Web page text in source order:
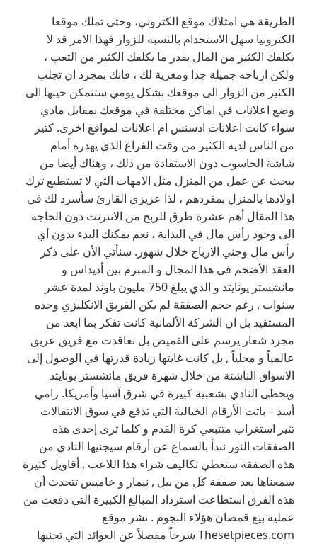
الطريقة هي امتلاك موقع الكتروني، وحتى تملك موقعا
الكترونيا سهل الاستخدام بالنسبة للزوار فهذا الامر قد لا
يكلفك الكثير من المال بقدر ما يكلفك الكثير من التعب ،
ولكن ارباحه جميلة جدا ومغرية لك ، فانك بمجرد ان تجلب
الكثير من الزوار الى موقعك بشكل يومي ستتمكن حينها الى
وضع اعلانات في اماكن مختلفة في موقعك بمقابل مادي
سواء كانت اعلانات ادسنس ام اعلانات لمواقع اخرى. كثير
من الناس لديه الكثير من وقت الفراغ الذي يهدره أمام
شاشة الحاسوب دون الاستفادة من ذلك ، وهناك أيضا من
يبحث عن عمل من المنزل مثل الامهات التي لا تستطيع ترك
اولادها بالمنزل بمفردهم ، لذا عزيزي القارئ سأسرد لك في
هذا المقال أهم عشرة طرق للربح من الانترنت دون الحاجة
الى وجود رأس مال في البداية ، نعم يمكنك البدء بدون أي
رأس مال وجني الارباح خلال شهور. سنأتي الأن على ذكر
العقد الأضخم في هذا المجال و المبرم بين أديداس و
مانشستر يونايتد و الذي يبلغ 750 مليون باوند لمدة عشر
سنوات , رغم حجم الصفقة لم يكن الفريق الانكليزي وحده
المستفيد بل ان الشركة الألمانية كانت تفكر بما ابعد من
مجرد شعار يرسم على القميص بل تعاقدت مع فريق عريق
عالمياً و محلياً , بل كانت غايتها زيادة قدرتها في الوصول إلى
الاسواق الناشئة من خلال شهرة فريق مانشستر يونايتد
ويحظى النادي بشعبية كبيرة في شرق آسيا وأمريكا. رامي
أسد – باتت الأرقام الخيالية التي تدفع في سوق الانتقالات
تثير استغراب متتبعي كرة القدم و كلما ترى إحدى هذه
الصفقات النور نبدأ بالسماع عن أرقام سيجنيها النادي من
هذه الصفقة ستغطي تكاليف شراء هذا اللاعب , أقاويل كثيرة
سمعناها بعد صفقة كل من بيل , نيمار و خاميس تتحدث أن
هذه الفرق استطاعت استرداد المبالغ الكبيرة التي دفعت من
عملية بيع قمصان هؤلاء النجوم . نشر موقع
Thesetpieces.com شرحاً مفصلاً عن العوائد التي تجنيها